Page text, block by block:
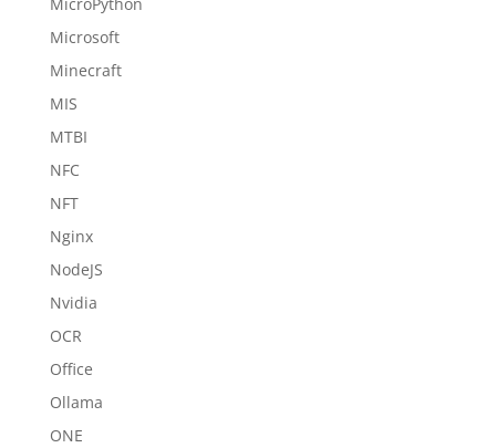
Microsoft
Minecraft
MIS
MTBI
NFC
NFT
Nginx
NodeJS
Nvidia
OCR
Office
Ollama
ONE